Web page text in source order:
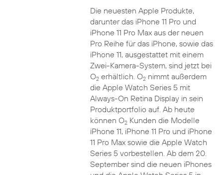
Die neuesten Apple Produkte,
darunter das iPhone 11 Pro und
iPhone 11 Pro Max aus der neuen
Pro Reihe für das iPhone, sowie das
iPhone 11, ausgestattet mit einem
Zwei-Kamera-System, sind jetzt bei
O2erhältlich. O2nimmt außerdem
die Apple Watch Series 5 mit
Always-On Retina Display in sein
Produktportfolio auf. Ab heute
können O2Kunden die Modelle
iPhone 11, iPhone 11 Pro und iPhone
11 Pro Max sowie die Apple Watch
Series 5 vorbestellen. Ab dem 20.
September sind die neuen iPhones